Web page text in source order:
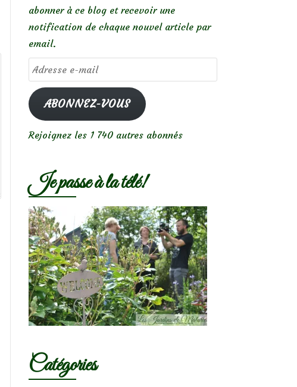
abonner à ce blog et recevoir une
notification de chaque nouvel article par
email.
Adresse
e-
mailABONNEZ-VOUS
Rejoignez les 1 740 autres abonnés
Je passe à la télé!
Catégories